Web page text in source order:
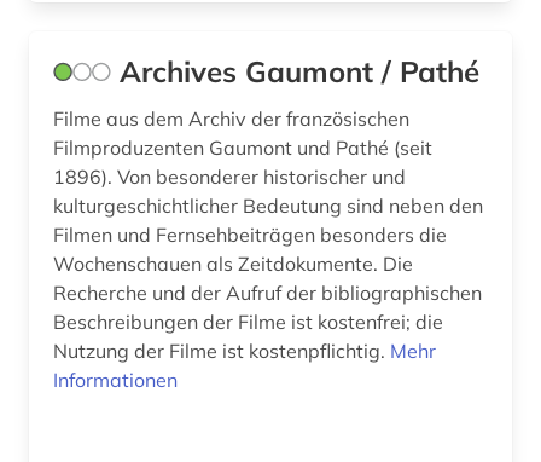
hörfunk (1)
hörfunksendung (1)
hörspiel (2)
iberoromanistik (1)
indien (1)
indisches theater (1)
indologie (1)
Archives Gaumont / Pathé
Filme aus dem Archiv der französischen
Filmproduzenten Gaumont und Pathé (seit
1896). Von besonderer historischer und
kulturgeschichtlicher Bedeutung sind neben den
Filmen und Fernsehbeiträgen besonders die
Wochenschauen als Zeitdokumente. Die
Recherche und der Aufruf der bibliographischen
Beschreibungen der Filme ist kostenfrei; die
Nutzung der Filme ist kostenpflichtig. Mehr
Informationen